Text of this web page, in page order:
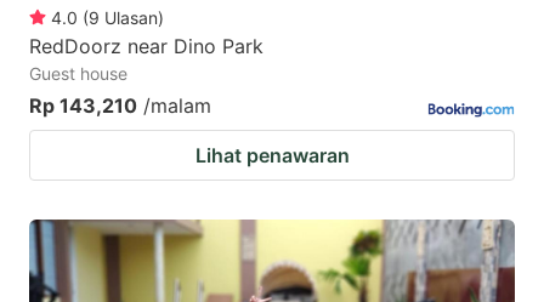
4.0 (9 Ulasan)
RedDoorz near Dino Park
Guest house
Rp 143,210 /malam
Lihat penawaran